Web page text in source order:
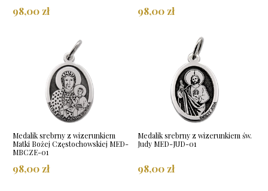
98,00 zł 98,00 zł
Medalik srebrny z wizerunkiem
Matki Bożej Częstochowskiej MED-
MBCZE-01
98,00 zł
Medalik srebrny z wizerunkiem św.
Judy MED-JUD-01
98,00 zł